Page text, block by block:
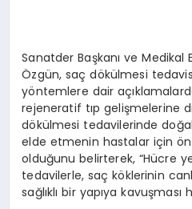
Sanatder Başkanı ve Medikal
Özgün, saç dökülmesi
yöntemlere dair
rejeneratif tıp gelişmelerine
dökülmesi tedavilerinde
elde etmenin hastalar için
olduğunu belirterek, “Hücre
tedavilerle, saç köklerinin
sağlıklı bir yapıya